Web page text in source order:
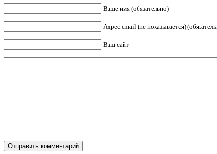
Ваше имя (обязательно)
Адрес email (не показывается)
Ваш сайт